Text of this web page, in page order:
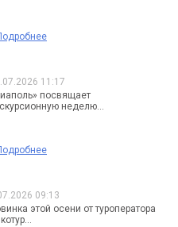
11:17
посвящает
неделю...
09:13
этой осени от туроператора